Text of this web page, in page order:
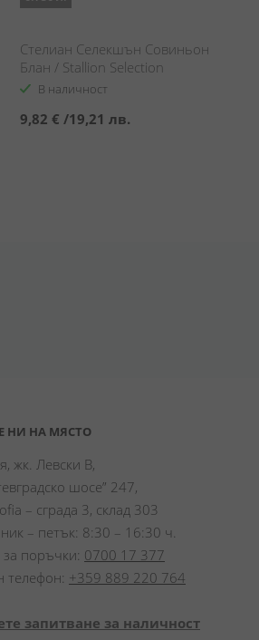
Стелиан Селекшън Совиньон
Блан / Stallion Selection
Sauvignon Blanc
В наличност
9,82 € /19,21 лв.
НИ НА МЯСТО
жк. Левски В,
шосе” 247,
– сграда 3, склад 303
– петък: 8:30 – 16:30 ч.
поръчки: 0700 17 377
телефон: +359 889 220 764
запитване за наличност